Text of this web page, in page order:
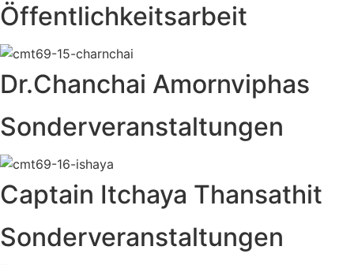
Öffentlichkeitsarbeit
Dr.Chanchai Amornviphas
Sonderveranstaltungen
Captain Itchaya Thansathit
Sonderveranstaltungen